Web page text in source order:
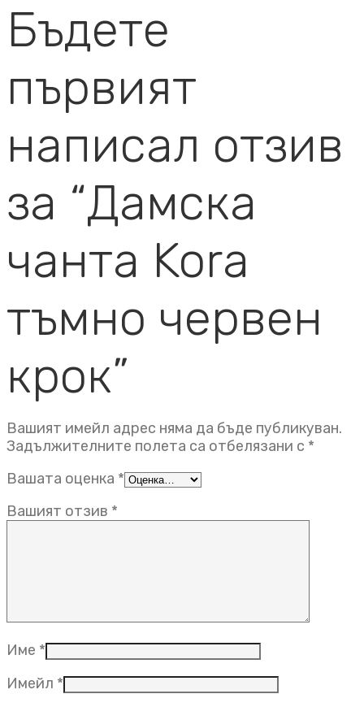
Бъдете
първият
написал отзив
за “Дамска
чанта Kora
тъмно червен
крок”
Вашият имейл адрес няма да бъде публикуван.
Задължителните полета са отбелязани с *
Вашата оценка *
Вашият отзив *
Име *
Имейл *